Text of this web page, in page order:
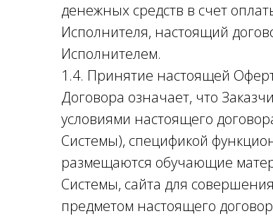
денежных средств в счет
Исполнителя, настоящий
Исполнителем.
1.4. Принятие настоящей
Договора означает, что
условиями настоящего
Системы), спецификой
размещаются обучающие
Системы, сайта для
предметом настоящего